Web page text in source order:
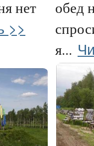
нет
>>
обед
я...